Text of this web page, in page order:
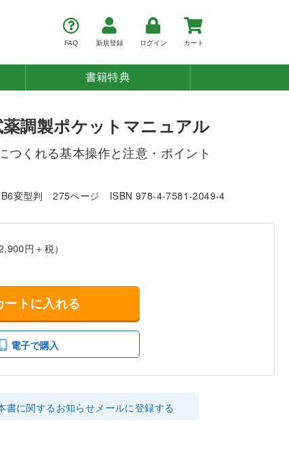
FAQ 新規登録 ログイン カート
書籍特典
調製ポケットマニュアル
つくれる基本操作と注意・ポイント
B6変型判 275ページ ISBN 978-4-7581-2049-4
円＋税）
ートに入れる
電子で購入
書に関するお知らせメールに登録する